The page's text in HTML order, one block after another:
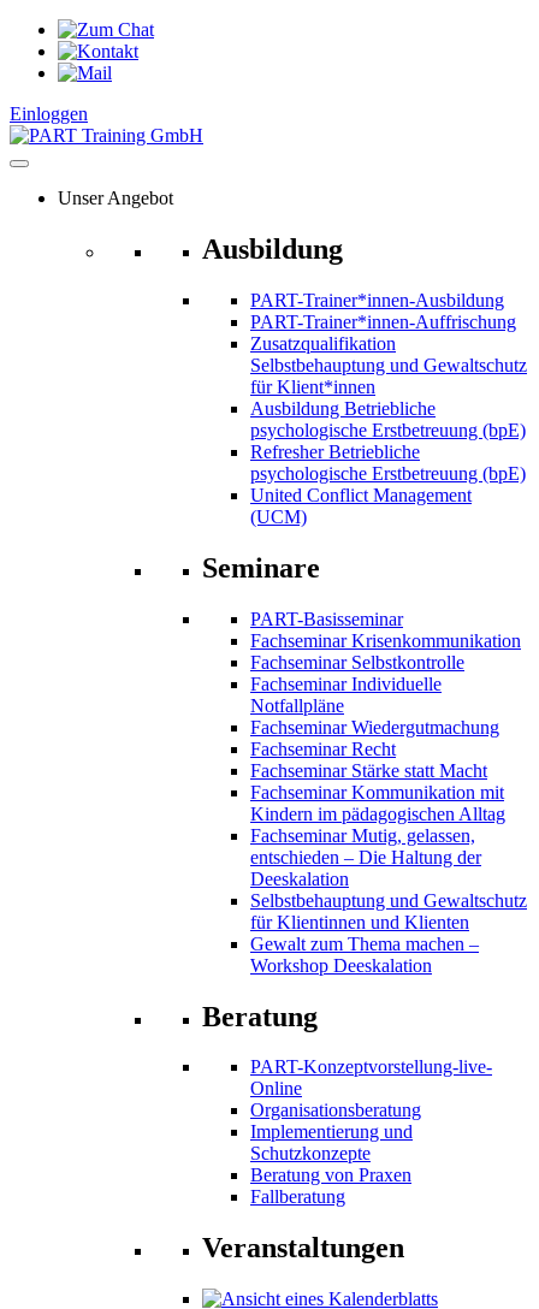
Zum
Inhalt
springen
Einloggen
Unser Angebot
Ausbildung
PART-Trainer*innen-Ausbildung
PART-Trainer*innen-Auffrischung
Zusatzqualifikation
Selbstbehauptung und Gewaltschutz
für Klient*innen
Ausbildung Betriebliche
psychologische Erstbetreuung (bpE)
Refresher Betriebliche
psychologische Erstbetreuung (bpE)
United Conflict Management
(UCM)
Seminare
PART-Basisseminar
Fachseminar Krisenkommunikation
Fachseminar Selbstkontrolle
Fachseminar Individuelle
Notfallpläne
Fachseminar Wiedergutmachung
Fachseminar Recht
Fachseminar Stärke statt Macht
Fachseminar Kommunikation mit
Kindern im pädagogischen Alltag
Fachseminar Mutig, gelassen,
entschieden – Die Haltung der
Deeskalation
Selbstbehauptung und Gewaltschutz
für Klientinnen und Klienten
Gewalt zum Thema machen –
Workshop Deeskalation
Beratung
PART-Konzeptvorstellung-live-
Online
Organisationsberatung
Implementierung und
Schutzkonzepte
Beratung von Praxen
Fallberatung
Veranstaltungen